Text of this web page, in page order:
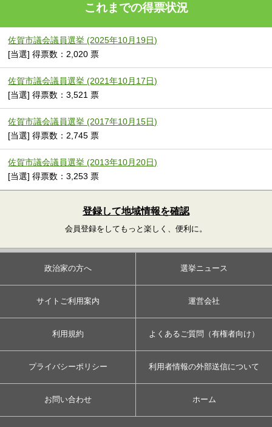
これまでの得票状況
佐賀市議会議員選挙 (2025年10月19日)
[当選] 得票数：2,020 票
佐賀市議会議員選挙 (2021年10月17日)
[当選] 得票数：3,521 票
佐賀市議会議員選挙 (2017年10月15日)
[当選] 得票数：2,745 票
佐賀市議会議員選挙 (2013年10月20日)
[当選] 得票数：3,253 票
登録して地域情報を確認
会員登録をしてもっと楽しく、便利に。
政治家の方へ 選挙ニュース
サイトご利用案内 運営会社
利用規約 よくあるご質問（有権者向け）
プライバシーポリシー 利用者情報の外部送信について
お問い合わせ ホーム